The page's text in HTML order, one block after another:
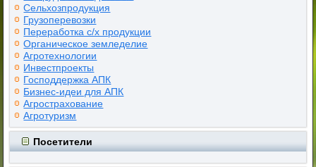
Сельхозпродукция
Грузоперевозки
Переработка с/х продукции
Органическое земледелие
Агротехнологии
Инвестпроекты
Господдержка АПК
Бизнес-идеи для АПК
Агрострахование
Агротуризм
Посетители